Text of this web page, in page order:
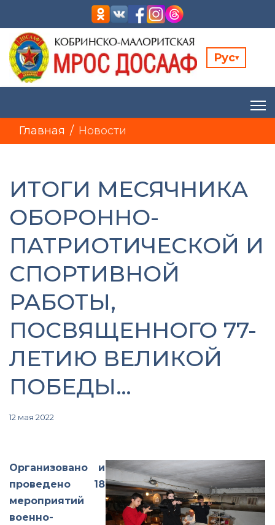
Рус▾
Главная Новости
ИТОГИ МЕСЯЧНИКА
ОБОРОННО-
ПАТРИОТИЧЕСКОЙ И
СПОРТИВНОЙ
РАБОТЫ,
ПОСВЯЩЕННОГО 77-
ЛЕТИЮ ВЕЛИКОЙ
ПОБЕДЫ…
12 мая 2022
Организовано и
проведено 18
мероприятий
военно-